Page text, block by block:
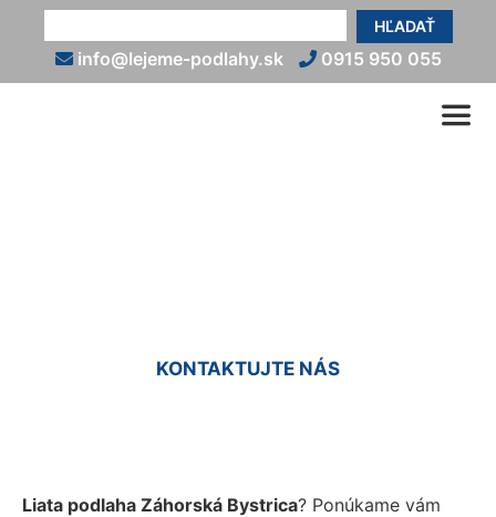
HĽADAŤ
info@lejeme-podlahy.sk 0915 950 055
KONTAKTUJTE NÁS
Liata podlaha Záhorská Bystrica? Ponúkame vám